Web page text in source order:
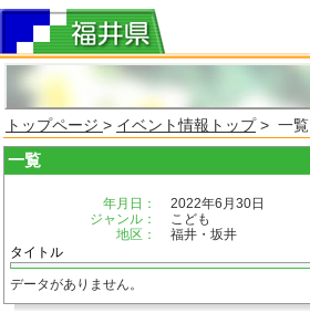
トップページ > イベント情報トップ> 一覧
一覧
年月日：
2022年6月30日
ジャンル：
こども
地区：
福井・坂井
タイトル
データがありません。